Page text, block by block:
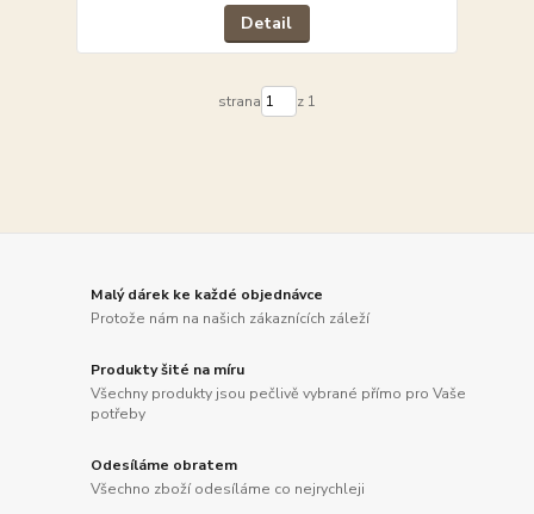
Detail
strana z 1
Malý dárek ke každé objednávce
Protože nám na našich zákaznících záleží
Produkty šité na míru
Všechny produkty jsou pečlivě vybrané přímo pro Vaše
potřeby
Odesíláme obratem
Všechno zboží odesíláme co nejrychleji